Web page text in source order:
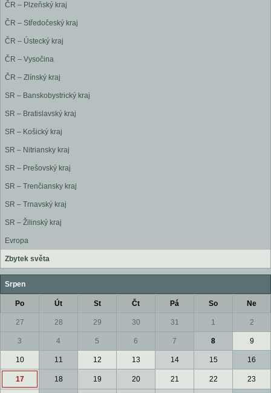
ČR – Plzeňský kraj
ČR – Středočeský kraj
ČR – Ústecký kraj
ČR – Vysočina
ČR – Zlínský kraj
SR – Banskobystrický kraj
SR – Bratislavský kraj
SR – Košický kraj
SR – Nitriansky kraj
SR – Prešovský kraj
SR – Trenčiansky kraj
SR – Trnavský kraj
SR – Žilinský kraj
Evropa
Zbytek světa
Srpen
Po Út St Čt Pá So Ne
27 28 29 30 31 1 2
3 4 5 6 7 8 9
10 11 12 13 14 15 16
17 18 19 20 21 22 23